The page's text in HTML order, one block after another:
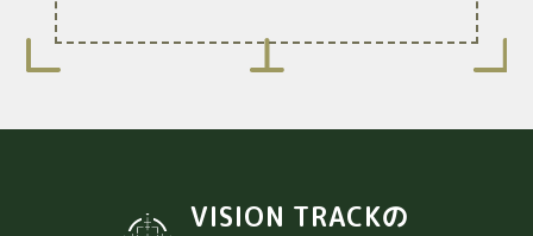
VISION TRACKの